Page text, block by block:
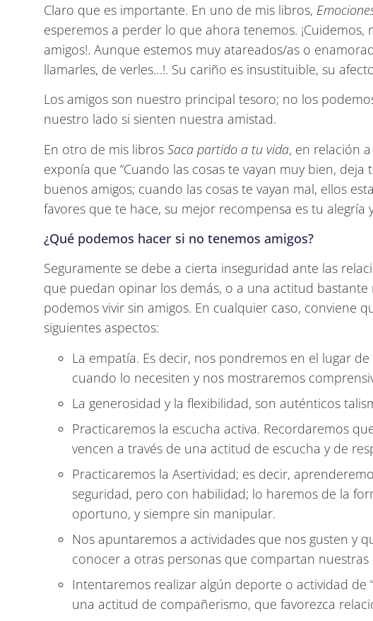
Claro que es importante. En uno de mis libros,
esperemos a perder lo que ahora tenemos.
amigos!. Aunque estemos muy atareados/as o
llamarles, de verles…!. Su cariño es insustituible, su
Los amigos son nuestro principal tesoro; no los
nuestro lado si sienten nuestra amistad.
En otro de mis libros Saca partido a tu vida, en relación
exponía que “Cuando las cosas te vayan muy bien,
buenos amigos; cuando las cosas te vayan mal, ellos
favores que te hace, su mejor recompensa es tu alegría
¿Qué podemos hacer si no tenemos amigos?
Seguramente se debe a cierta inseguridad ante las
que puedan opinar los demás, o a una actitud
podemos vivir sin amigos. En cualquier caso, conviene
siguientes aspectos:
La empatía. Es decir, nos pondremos en el lugar
cuando lo necesiten y nos mostraremos
La generosidad y la flexibilidad, son auténticos
Practicaremos la escucha activa. Recordaremos
vencen a través de una actitud de escucha y de
Practicaremos la Asertividad; es decir,
seguridad, pero con habilidad; lo haremos de la
oportuno, y siempre sin manipular.
Nos apuntaremos a actividades que nos gusten y
conocer a otras personas que compartan nuestras
Intentaremos realizar algún deporte o actividad de
una actitud de compañerismo, que favorezca